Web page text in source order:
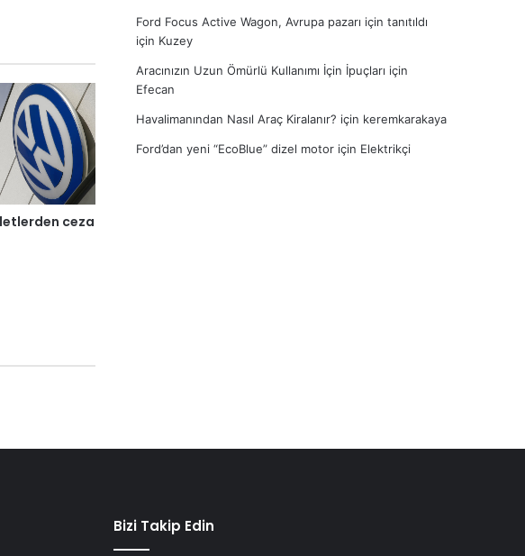
ceza
Ford Focus Active Wagon, Avrupa pazarı için tanıtıldı
için Kuzey
Aracınızın Uzun Ömürlü Kullanımı İçin İpuçları için
Efecan
Havalimanından Nasıl Araç Kiralanır? için keremkarakaya
Ford’dan yeni “EcoBlue” dizel motor için Elektrikçi
Bizi Takip Edin